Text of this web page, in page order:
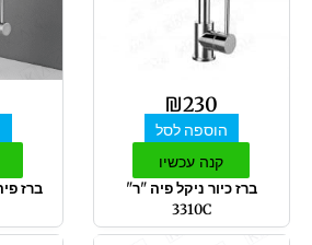
₪230
הוספה לסל
קנה עכשיו
ברז כיור ניקל פיה "ר"
3310C